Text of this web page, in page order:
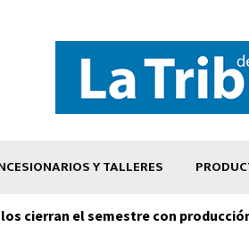
Y TALLERES
cierran el semestre con